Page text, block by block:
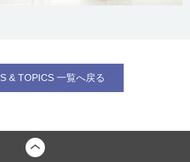
& TOPICS 一覧へ戻る